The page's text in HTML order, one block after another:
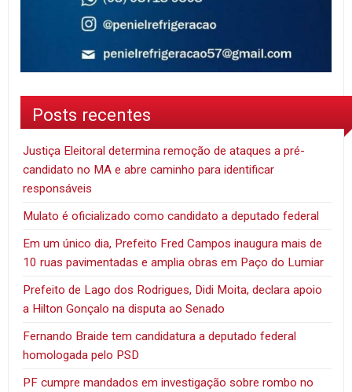
Posts recentes
Justiça Eleitoral determina remoção de ataques a pré-
candidato no MA e abre caminho para identificar
responsáveis
Mulato é oficializado como candidato a deputado federal
Em um único dia, Prefeito Fred Campos inaugura mais de
10 ruas pavimentadas e amplia obras em Paço do Lumiar
Prefeito de Lago dos Rodrigues, Didi Moita, declara apoio
a Hilton Gonçalo na disputa ao Senado
Fernando Braide tem candidatura a deputado federal
homologada pelo PSD
PF cumpre mandados em investigação sobre rombo no